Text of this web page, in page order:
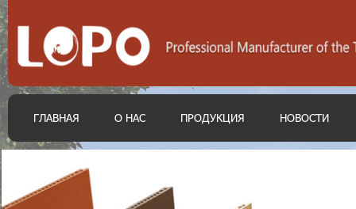
ГЛАВНАЯ О НАС ПРОДУКЦИЯ НОВОСТИ